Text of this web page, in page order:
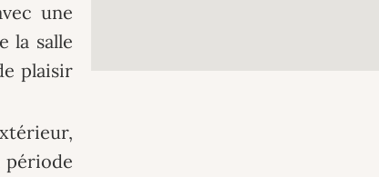
une
la salle
plaisir
période